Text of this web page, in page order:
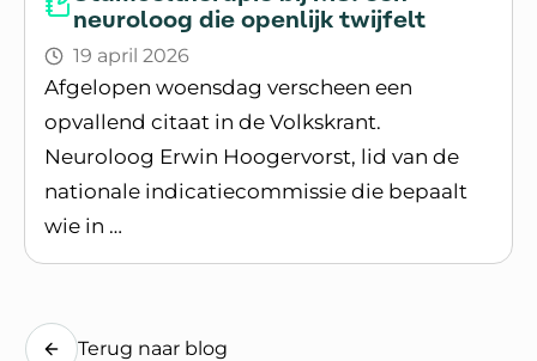
neuroloog die openlijk twijfelt
19 april 2026
Afgelopen woensdag verscheen een
opvallend citaat in de Volkskrant.
Neuroloog Erwin Hoogervorst, lid van de
nationale indicatiecommissie die bepaalt
wie in …
Lees blogpost
Terug naar blog